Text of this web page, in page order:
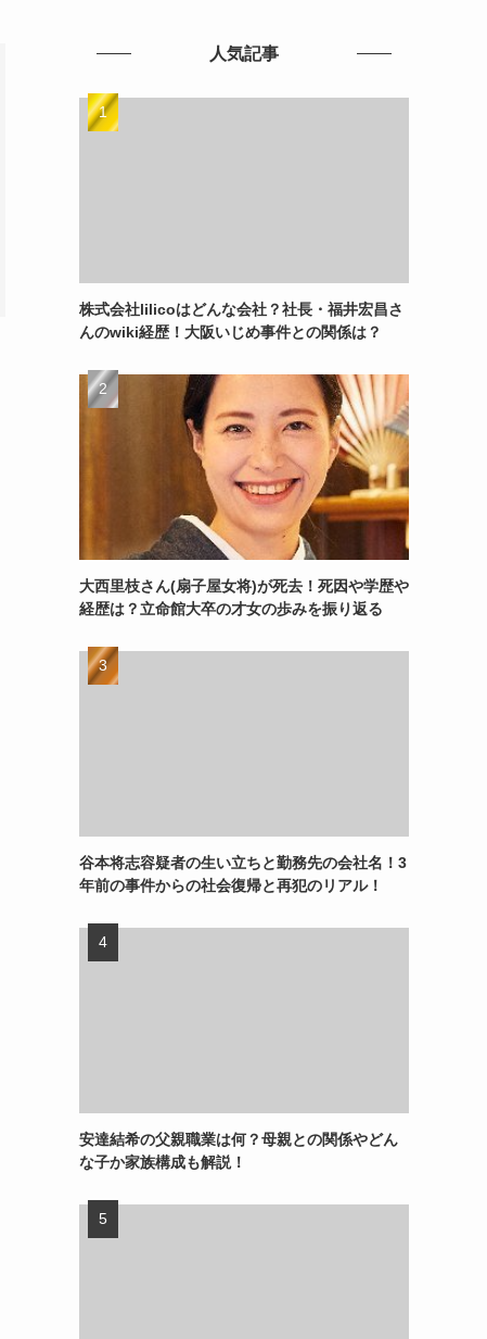
人気記事
株式会社lilicoはどんな会社？社長・福井宏昌さ
んのwiki経歴！大阪いじめ事件との関係は？
大西里枝さん(扇子屋女将)が死去！死因や学歴や
経歴は？立命館大卒の才女の歩みを振り返る
谷本将志容疑者の生い立ちと勤務先の会社名！3
年前の事件からの社会復帰と再犯のリアル！
安達結希の父親職業は何？母親との関係やどん
な子か家族構成も解説！